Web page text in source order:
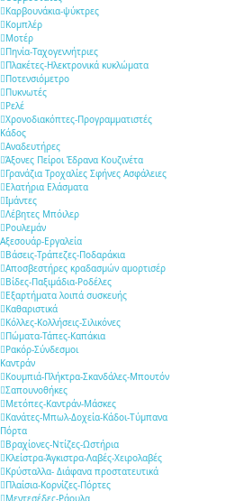
Καρβουνάκια-ψύκτρες
Κομπλέρ
Μοτέρ
Πηνία-Ταχογεννήτριες
Πλακέτες-Ηλεκτρονικά κυκλώματα
Ποτενσιόμετρο
Πυκνωτές
Ρελέ
Χρονοδιακόπτες-Προγραμματιστές
Κάδος
Αναδευτήρες
Άξονες Πείροι Έδρανα Κουζινέτα
Γρανάζια Τροχαλίες Σφήνες Ασφάλειες
Ελατήρια Ελάσματα
Ιμάντες
Λέβητες Μπόιλερ
Ρουλεμάν
Αξεσουάρ-Εργαλεία
Βάσεις-Τράπεζες-Ποδαράκια
Αποσβεστήρες κραδασμών αμορτισέρ
Βίδες-Παξιμάδια-Ροδέλες
Εξαρτήματα λοιπά συσκευής
Καθαριστικά
Κόλλες-Κολλήσεις-Σιλικόνες
Πώματα-Τάπες-Καπάκια
Ρακόρ-Σύνδεσμοι
Καντράν
Κουμπιά-Πλήκτρα-Σκανδάλες-Μπουτόν
Σαπουνοθήκες
Μετόπες-Καντράν-Μάσκες
Κανάτες-Μπωλ-Δοχεία-Κάδοι-Τύμπανα
Πόρτα
Βραχίονες-Ντίζες-Ωστήρια
Κλείστρα-Άγκιστρα-Λαβές-Χειρολαβές
Κρύσταλλα- Διάφανα προστατευτικά
Πλαίσια-Κορνίζες-Πόρτες
Μεντεσέδες-Ράουλα